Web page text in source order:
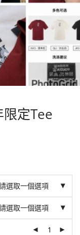
定Tee
選取一個選項
選取一個選項